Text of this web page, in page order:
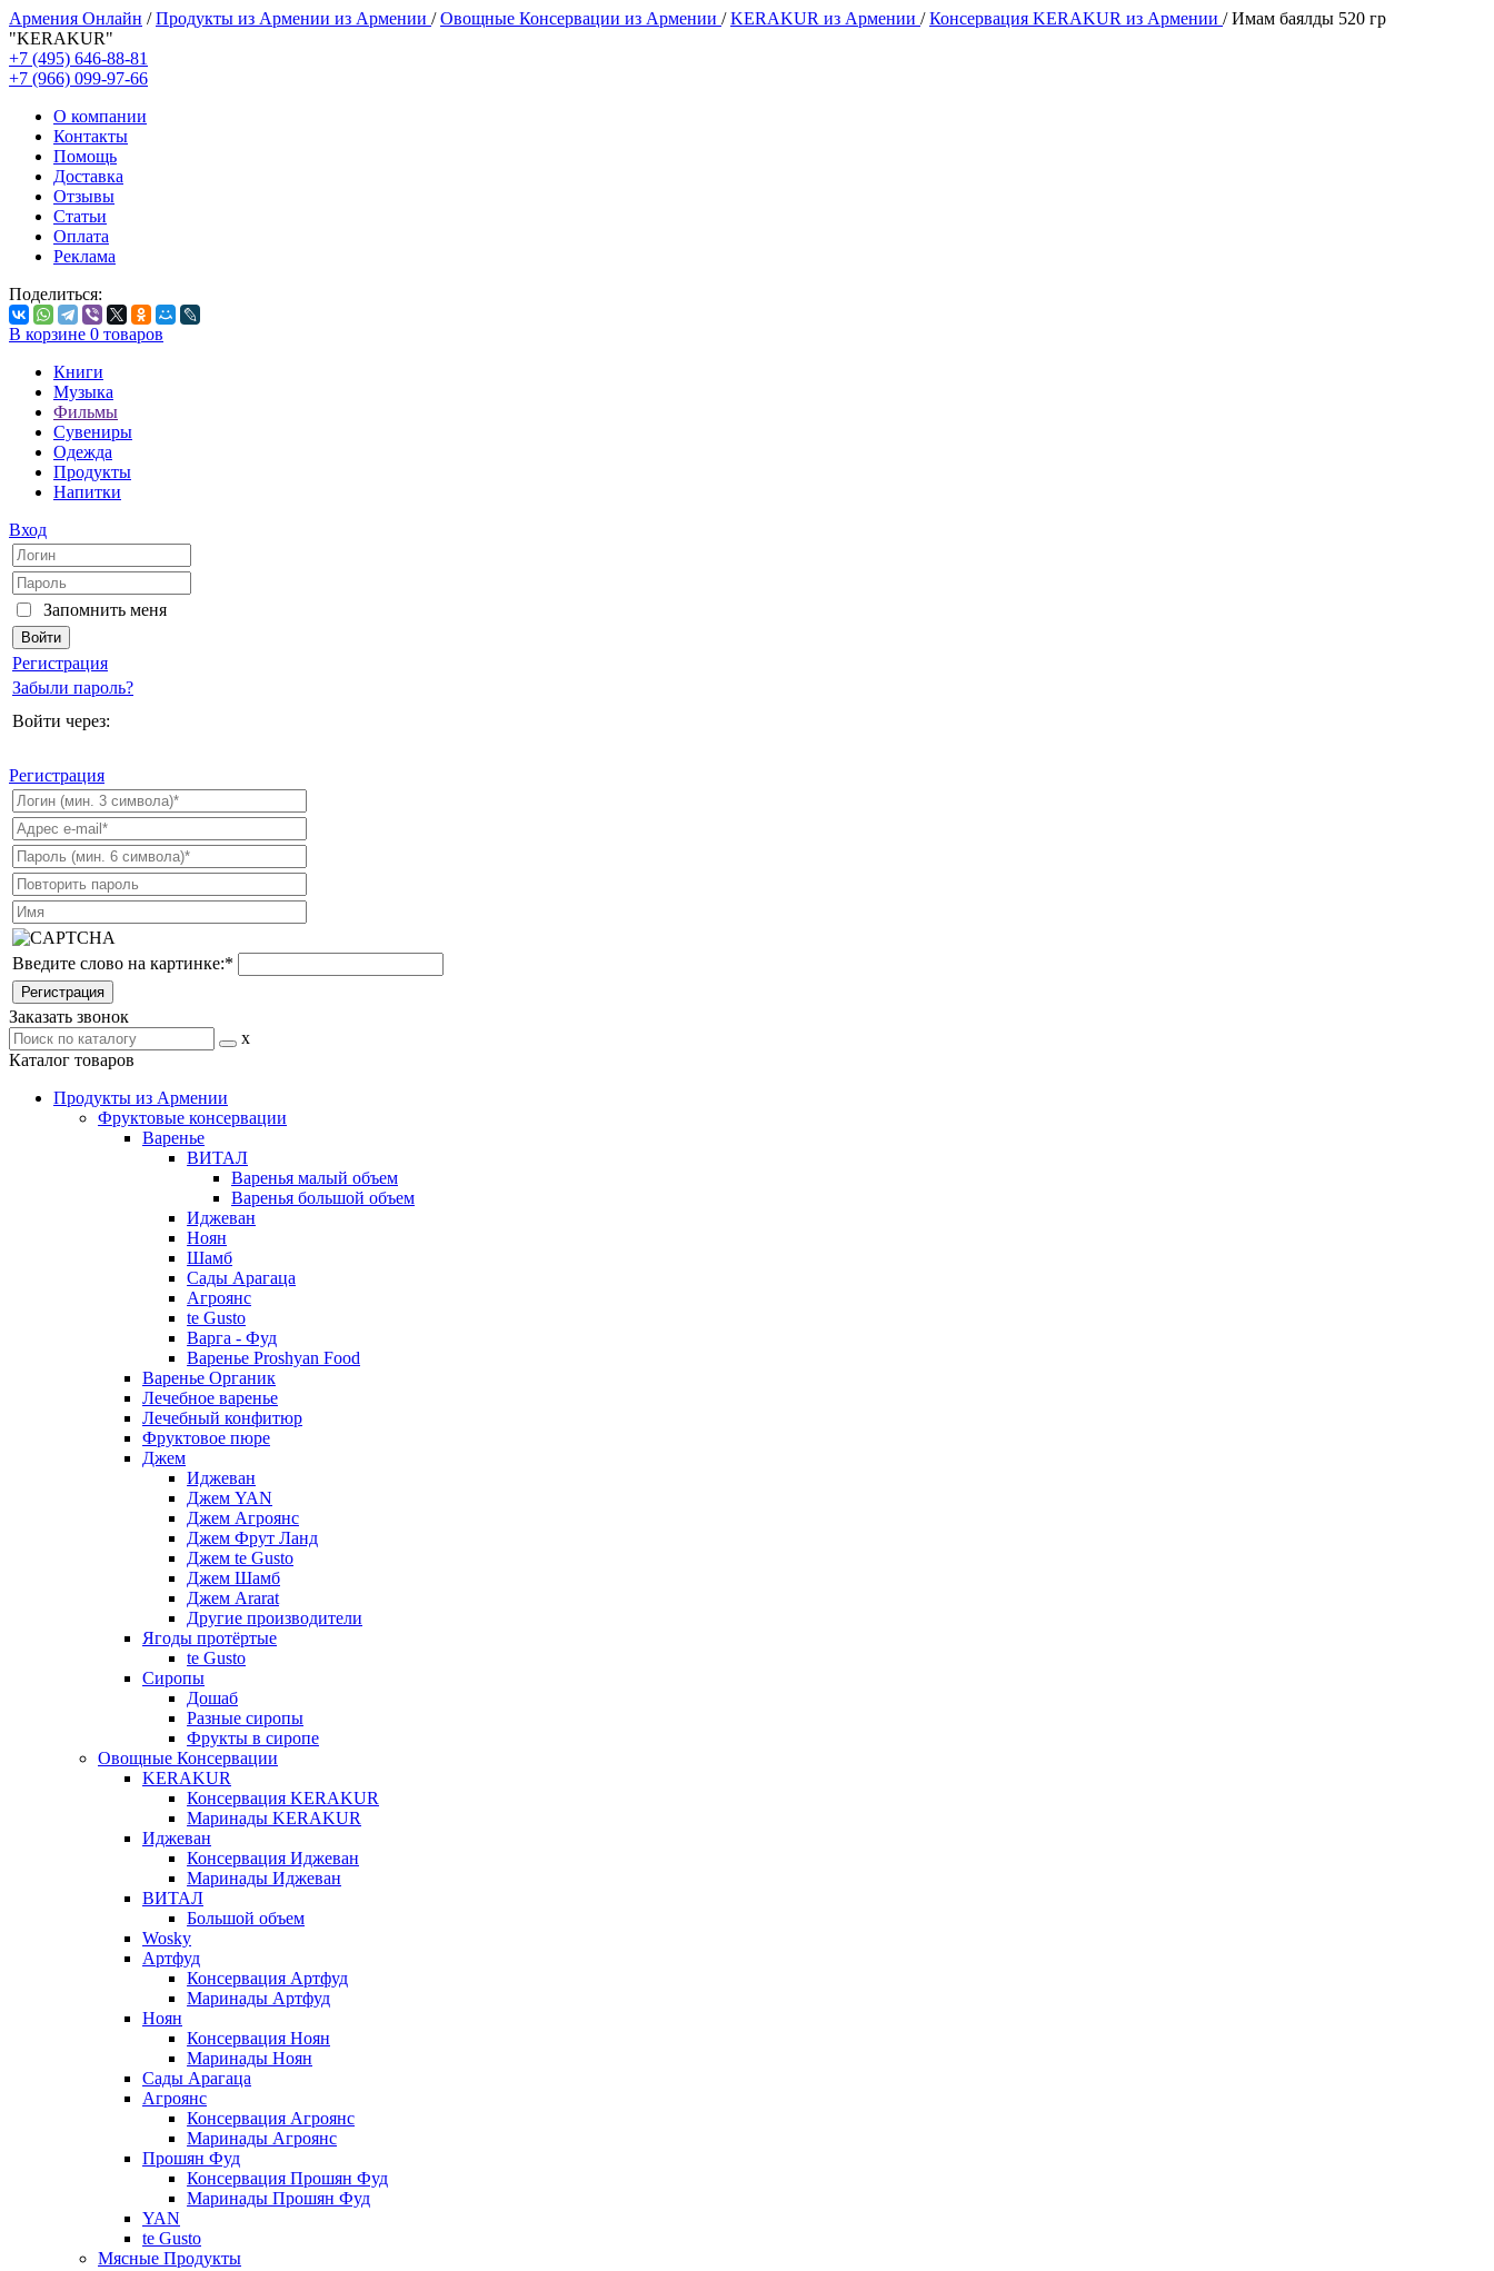
Армения Онлайн /Продукты из Армении из Армении /Овощные Консервации из Армении /KERAKUR из Армении /Консервация KERAKUR из Армении /Имам баялды 520 гр
"KERAKUR"
+7 (495) 646-88-81
+7 (966) 099-97-66
О компании
Контакты
Помощь
Доставка
Отзывы
Статьи
Оплата
Реклама
Поделиться:
В корзине 0 товаров
Книги
Музыка
Фильмы
Сувениры
Одежда
Продукты
Напитки
Вход
Запомнить меня
Регистрация
Забыли пароль?
Войти через:
Регистрация
Введите слово на картинке:*
Заказать звонок
x
Каталог товаров
Продукты из Армении
Фруктовые консервации
Варенье
ВИТАЛ
Варенья малый объем
Варенья большой объем
Иджеван
Ноян
Шамб
Сады Арагаца
Агроянс
te Gusto
Варга - Фуд
Варенье Proshyan Food
Варенье Органик
Лечебное варенье
Лечебный конфитюр
Фруктовое пюре
Джем
Иджеван
Джем YAN
Джем Агроянс
Джем Фрут Ланд
Джем te Gusto
Джем Шамб
Джем Ararat
Другие производители
Ягоды протёртые
te Gusto
Сиропы
Дошаб
Разные сиропы
Фрукты в сиропе
Овощные Консервации
KERAKUR
Консервация KERAKUR
Маринады KERAKUR
Иджеван
Консервация Иджеван
Маринады Иджеван
ВИТАЛ
Большой объем
Wosky
Артфуд
Консервация Артфуд
Маринады Артфуд
Ноян
Консервация Ноян
Маринады Ноян
Сады Арагаца
Агроянс
Консервация Агроянс
Маринады Агроянс
Прошян Фуд
Консервация Прошян Фуд
Маринады Прошян Фуд
YAN
te Gusto
Мясные Продукты